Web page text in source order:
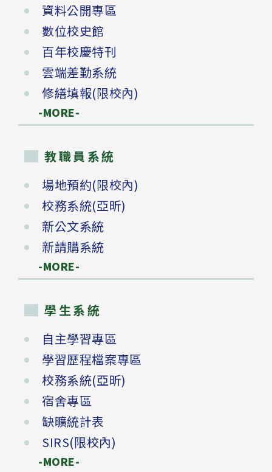
資料公開專區
數位校史館
百年校慶特刊
雲端差勤系統
修繕填報(限校內)
-MORE-
教職員系統
場地預約(限校內)
校務系統(亞昕)
新公文系統
新請購系統
-MORE-
學生系統
自主學習專區
學習歷程檔案專區
校務系統(亞昕)
宿舍專區
缺曠統計表
SIRS(限校內)
-MORE-